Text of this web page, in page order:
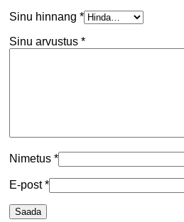
Sinu hinnang *
Sinu arvustus *
Nimetus *
E-post*